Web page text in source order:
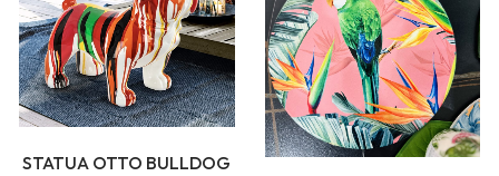
STATUA OTTO BULLDOG